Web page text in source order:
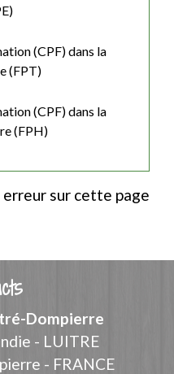
(CPF) dans la
(FPT)
(CPF) dans la
(FPH)
erreur sur cette page
Dompierre
- LUITRE
- FRANCE